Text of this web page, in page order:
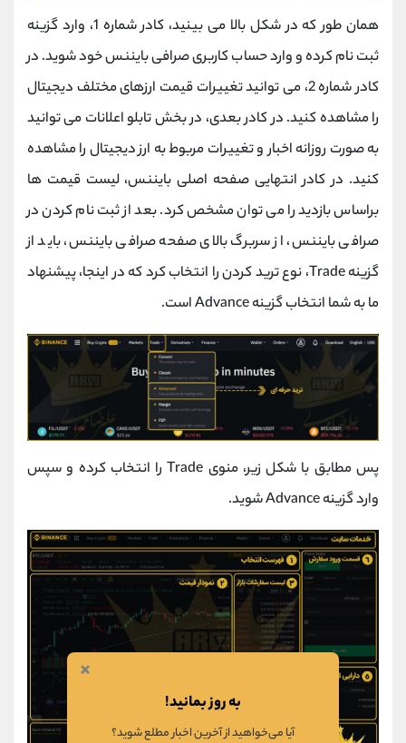
همان طور که در شکل بالا می بینید، کادر شماره 1، وارد گزینه
ثبت نام کرده و وارد حساب کاربری صرافی بایننس خود شوید. در
کادر شماره 2، می توانید تغییرات قیمت ارزهای مختلف دیجیتال
را مشاهده کنید. در کادر بعدی، در بخش تابلو اعلانات می توانید
به صورت روزانه اخبار و تغییرات مربوط به ارز دیجیتال را مشاهده
کنید. در کادر انتهایی صفحه اصلی بایننس، لیست قیمت ها
براساس بازدید را می توان مشخص کرد. بعد از ثبت نام کردن در
صرافی بایننس، از سربرگ بالای صفحه صرافی بایننس، باید از
گزینه Trade، نوع ترید کردن را انتخاب کرد که در اینجا، پیشنهاد
ما به شما انتخاب گزینه Advance است.
پس مطابق با شکل زیر، منوی Trade را انتخاب کرده و سپس
وارد گزینه Advance شوید.
×
به روز بمانید!
آیا می‌خواهید از آخرین اخبار مطلع شوید؟